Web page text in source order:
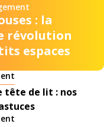
: la
révolution
espaces
tête de lit : nos